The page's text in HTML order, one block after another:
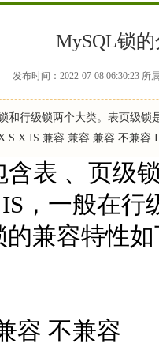
MySQL锁
发布时间：2022-07-08 06:30:23
和行级锁两个大类。表页级
S X IS 兼容 兼容 兼容 不兼
、页级锁
，一般在行
的兼容特性
不兼容